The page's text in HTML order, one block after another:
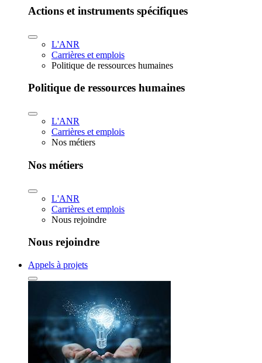
Actions et instruments spécifiques
L'ANR
Carrières et emplois
Politique de ressources humaines
Politique de ressources humaines
L'ANR
Carrières et emplois
Nos métiers
Nos métiers
L'ANR
Carrières et emplois
Nous rejoindre
Nous rejoindre
Appels à projets